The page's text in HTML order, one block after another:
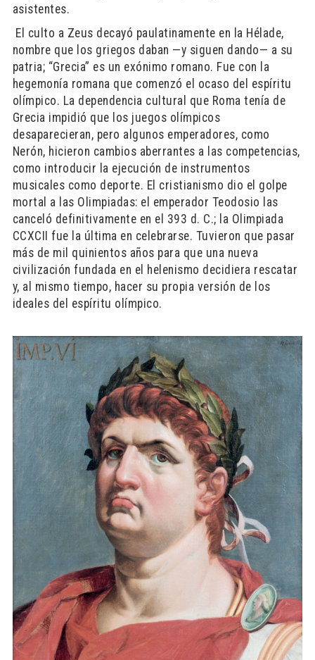
asistentes.
​ El culto a Zeus decayó paulatinamente en la Hélade,
nombre que los griegos daban —y siguen dando— a su
patria; “Grecia” es un exónimo romano. Fue con la
hegemonía romana que comenzó el ocaso del espíritu
olímpico. La dependencia cultural que Roma tenía de
Grecia impidió que los juegos olímpicos
desaparecieran, pero algunos emperadores, como
Nerón, hicieron cambios aberrantes a las competencias,
como introducir la ejecución de instrumentos
musicales como deporte. El cristianismo dio el golpe
mortal a las Olimpiadas: el emperador Teodosio las
canceló definitivamente en el 393 d. C.; la Olimpiada
CCXCII fue la última en celebrarse. Tuvieron que pasar
más de mil quinientos años para que una nueva
civilización fundada en el helenismo decidiera rescatar
y, al mismo tiempo, hacer su propia versión de los
ideales del espíritu olímpico.